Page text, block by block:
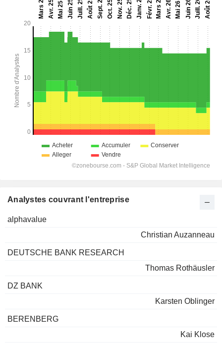
Analystes couvrant l'entreprise
alphavalue
Christian Auzanneau
DEUTSCHE BANK RESEARCH
Thomas Rothäusler
DZ BANK
Karsten Oblinger
BERENBERG
Kai Klose